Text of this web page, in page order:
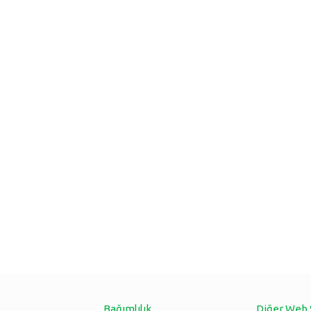
Bağımlılık Diğer